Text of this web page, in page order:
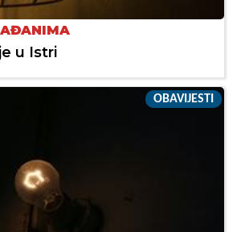
u Istri
OBAVIJESTI